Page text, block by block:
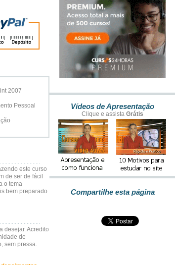
2007
Pessoal
este curso
de ser de fácil
o tema
bem preparado
desejar. Acredito
de
sem pressa.
Vídeos de Apresentação
Clique e assista Grátis
Compartilhe esta página